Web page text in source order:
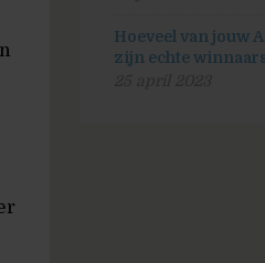
Hoeveel van jouw
zijn echte